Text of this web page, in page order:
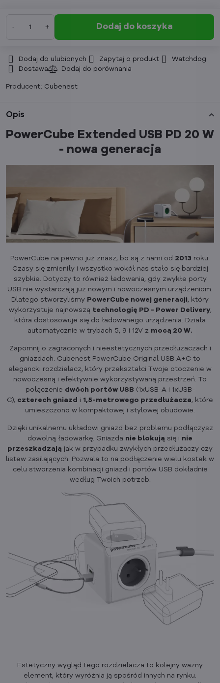
Dodaj do koszyka
Dodaj do ulubionych Zapytaj o produkt
Watchdog
Dostawa
Producent: Cubenest
Opis
PowerCube Extended USB PD 20 W
- nowa generacja
PowerCube na pewno już znasz, bo są z nami od 2013 roku.
Czasy się zmieniły i wszystko wokół nas stało się bardziej
szybkie. Dotyczy to również ładowania, gdy zwykłe porty
USB nie wystarczają już nowym i nowoczesnym urządzeniom.
Dlatego stworzyliśmy PowerCube nowej generacji, który
wykorzystuje najnowszą technologię PD - Power Delivery,
która dostosowuje się do ładowanego urządzenia. Działa
automatycznie w trybach 5, 9 i 12V z mocą 20 W.
Zapomnij o zagraconych i nieestetycznych przedłużaczach i
gniazdach. Cubenest PowerCube Original USB A+C to
elegancki rozdzielacz, który przekształci Twoje otoczenie w
nowoczesną i efektywnie wykorzystywaną przestrzeń. To
połączenie dwóch portów USB (1xUSB-A i 1xUSB-
C), czterech gniazd i 1,5-metrowego przedłużacza, które
umieszczono w kompaktowej i stylowej obudowie.
Dzięki unikalnemu układowi gniazd bez problemu podłączysz
dowolną ładowarkę. Gniazda nie blokują się i nie
przeszkadzają jak w przypadku zwykłych przedłużaczy czy
listew zasilających. Pozwala to na podłączenie wielu kostek w
celu stworzenia kombinacji gniazd i portów USB dokładnie
według Twoich potrzeb.
Estetyczny wygląd tego rozdzielacza to kolejny ważny
element, który wyróżnia ją spośród innych na rynku.